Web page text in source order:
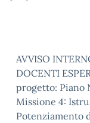
AVVISO
DOCENTI
progetto: Piano
Missione 4:
Potenziamento